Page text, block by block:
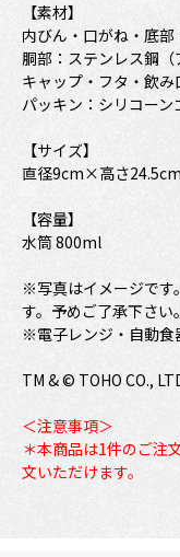
【素材】
内びん・口がね・底
胴部：ステンレス鋼（
キャップ・フタ・飲
パッキン：シリコーン
【サイズ】
直径9cm×高さ24.5cm
【容量】
水筒 800ml
※写真はイメージです
す。予めご了承下さい。
※電子レンジ・自動食
TM & © TOHO CO.,
＜注意事項＞
＊本商品は1件のご注
文いただけます。